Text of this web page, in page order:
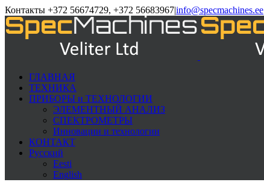
Контакты +372 56674729, +372 56683967|info@specmachines.ee
ГЛАВНАЯ
ТЕХНИКА
ПРИБОРЫ и ТЕХНОЛОГИИ
ЭЛЕМЕНTНЫЙ АНАЛИЗ
СПЕКТРОМЕТРЫ
Инновации и технологии
КОНТАКТ
Русский
Eesti
English